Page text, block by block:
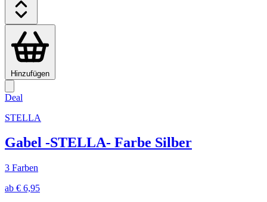
Hinzufügen
Deal
STELLA
Gabel -STELLA- Farbe Silber
3 Farben
ab € 6,95